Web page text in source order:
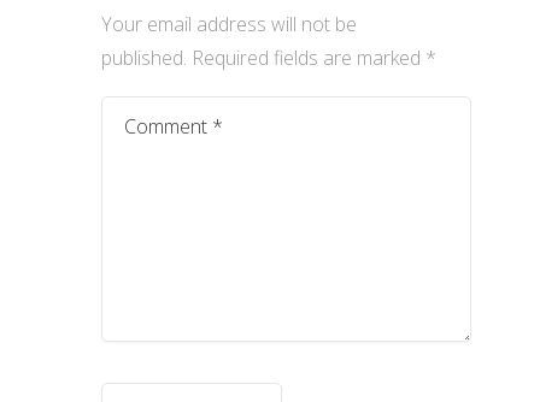
Your email address will not be
published. Required fields are marked *